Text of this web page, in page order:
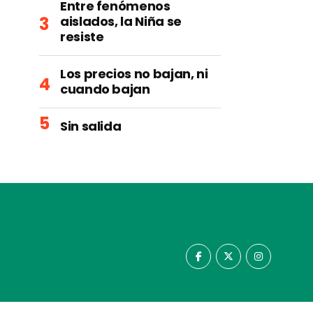
Entre fenómenos
aislados, la Niña se
resiste
Los precios no bajan, ni
cuando bajan
Sin salida